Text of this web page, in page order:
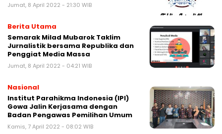
Jumat, 8 April 2022 - 21:30 WIB
Berita Utama
Semarak Milad Mubarok Taklim
Jurnalistik bersama Republika dan
Penggiat Media Massa
Jumat, 8 April 2022 - 04:21 WIB
Nasional
Institut Parahikma Indonesia (IPI)
Gowa Jalin Kerjasama dengan
Badan Pengawas Pemilihan Umum
Kamis, 7 April 2022 - 08:02 WIB